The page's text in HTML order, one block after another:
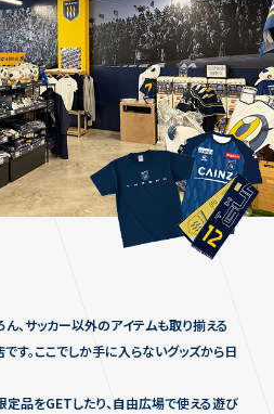
、サッカー以外のアイテムも取り揃える
す。ここでしか手に入らないグッズから日
品をGETしたり、自由広場で使える遊び